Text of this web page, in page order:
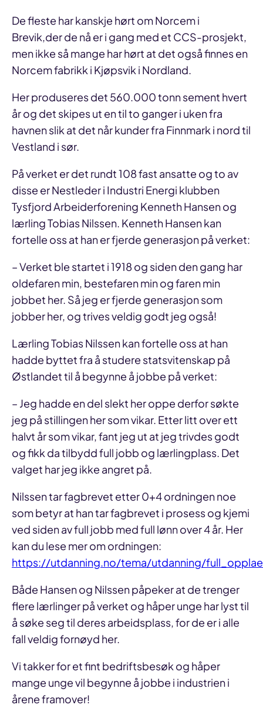
De fleste har kanskje hørt om Norcem i
Brevik,der de nå er i gang med et CCS-prosjekt,
men ikke så mange har hørt at det også finnes en
Norcem fabrikk i Kjøpsvik i Nordland.
Her produseres det 560.000 tonn sement hvert
år og det skipes ut en til to ganger i uken fra
havnen slik at det når kunder fra Finnmark i nord til
Vestland i sør.
På verket er det rundt 108 fast ansatte og to av
disse er Nestleder i Industri Energi klubben
Tysfjord Arbeiderforening Kenneth Hansen og
lærling Tobias Nilssen. Kenneth Hansen kan
fortelle oss at han er fjerde generasjon på verket:
– Verket ble startet i 1918 og siden den gang har
oldefaren min, bestefaren min og faren min
jobbet her. Så jeg er fjerde generasjon som
jobber her, og trives veldig godt jeg også!
Lærling Tobias Nilssen kan fortelle oss at han
hadde byttet fra å studere statsvitenskap på
Østlandet til å begynne å jobbe på verket:
– Jeg hadde en del slekt her oppe derfor søkte
jeg på stillingen her som vikar. Etter litt over ett
halvt år som vikar, fant jeg ut at jeg trivdes godt
og fikk da tilbydd full jobb og lærlingplass. Det
valget har jeg ikke angret på.
Nilssen tar fagbrevet etter 0+4 ordningen noe
som betyr at han tar fagbrevet i prosess og kjemi
ved siden av full jobb med full lønn over 4 år. Her
kan du lese mer om ordningen:
https://utdanning.no/tema/utdanning/
Både Hansen og Nilssen påpeker at de trenger
flere lærlinger på verket og håper unge har lyst til
å søke seg til deres arbeidsplass, for de er i alle
fall veldig fornøyd her.
Vi takker for et fint bedriftsbesøk og håper
mange unge vil begynne å jobbe i industrien i
årene framover!